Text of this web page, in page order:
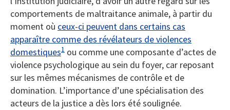
comportements de maltraitance animale, à partir du
moment où ceux-ci peuvent dans certains cas
apparaître comme des révélateurs de violences
domestiques1 ou comme une composante d’actes de
violence psychologique au sein du foyer, car reposant
sur les mêmes mécanismes de contrôle et de
domination. L’importance d’une spécialisation des
acteurs de la justice a dès lors été soulignée.